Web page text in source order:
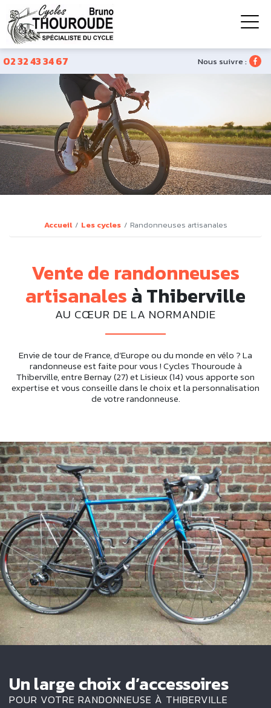
02 32 43 34 67 Nous suivre :
Accueil Les cycles Randonneuses artisanales
Vente de randonneuses
artisanalesà Thiberville
AU CŒUR DE LA NORMANDIE
Envie de tour de France, d’Europe ou du monde en vélo ? La
randonneuse est faite pour vous ! Cycles Thouroude à
Thiberville, entre Bernay (27) et Lisieux (14) vous apporte son
expertise et vous conseille dans le choix et la personnalisation
de votre randonneuse.
Un large choix d’accessoires
POUR VOTRE RANDONNEUSE À THIBERVILLE